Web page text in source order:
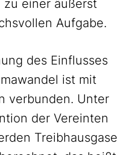
zu einer äußerst
Aufgabe.
des Einflusses
ist mit
verbunden. Unter
der Vereinten
Treibhausgase